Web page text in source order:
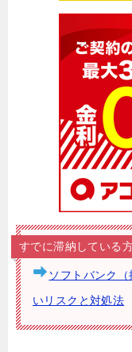
すでに滞納している
ソフトバンク
いリスクと対処法